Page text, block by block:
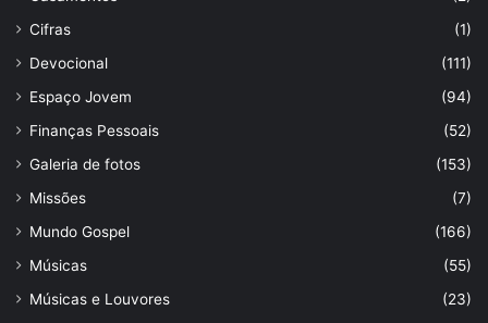
Cifras
(1)
Devocional
(111)
Espaço Jovem
(94)
Finanças Pessoais
(52)
Galeria de fotos
(153)
Missões
(7)
Mundo Gospel
(166)
Músicas
(55)
Músicas e Louvores
(23)